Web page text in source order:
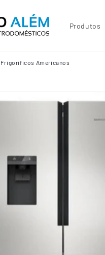
Produtos
Frigorificos Americanos